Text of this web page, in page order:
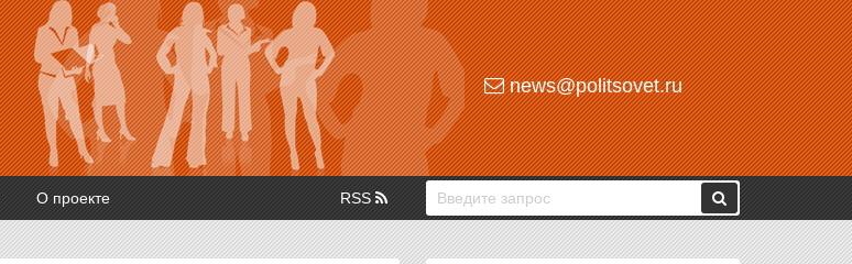
news@politsovet.ru
О проекте RSS